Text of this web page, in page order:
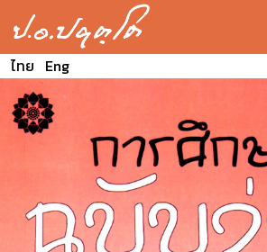
ไทย Eng